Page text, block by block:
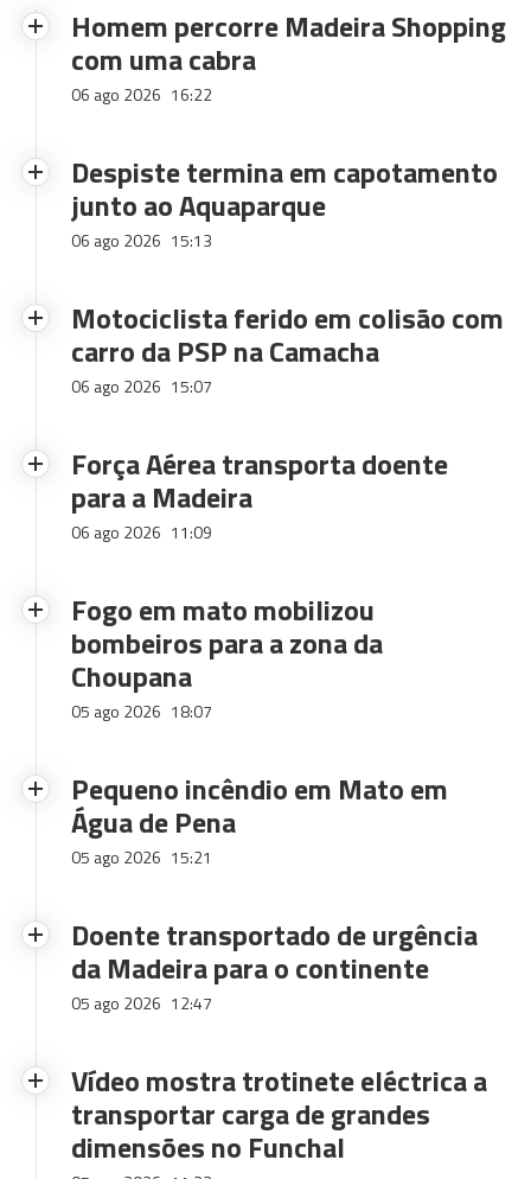
Homem percorre Madeira Shopping
com uma cabra
06 ago 2026 16:22
Despiste termina em capotamento
junto ao Aquaparque
06 ago 2026 15:13
Motociclista ferido em colisão com
carro da PSP na Camacha
06 ago 2026 15:07
Força Aérea transporta doente
para a Madeira
06 ago 2026 11:09
Fogo em mato mobilizou
bombeiros para a zona da
Choupana
05 ago 2026 18:07
Pequeno incêndio em Mato em
Água de Pena
05 ago 2026 15:21
Doente transportado de urgência
da Madeira para o continente
05 ago 2026 12:47
Vídeo mostra trotinete eléctrica a
transportar carga de grandes
dimensões no Funchal